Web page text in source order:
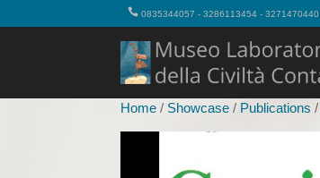
0835344057 - 3286113454 - 3271470440
Home / Showcase / Publications /